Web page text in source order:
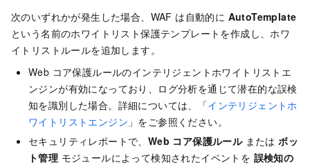
次のいずれかが発生した場合、WAF は自動的に AutoTemplate
という名前のホワイトリスト保護テンプレートを作成し、ホワ
イトリストルールを追加します。
Web コア保護ルールのインテリジェントホワイトリストエ
ンジンが有効になっており、ログ分析を通じて潜在的な誤検
知を識別した場合。詳細については、「インテリジェントホ
ワイトリストエンジン 」をご参照ください。
セキュリティレポートで、 Web コア保護ルールまたは ボッ
ト管理 モジュールによって検知されたイベントを 誤検知の